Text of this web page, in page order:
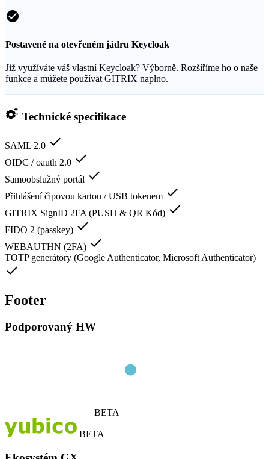
check_circle
Postavené na otevřeném jádru Keycloak
Již využíváte váš vlastní Keycloak? Výborně. Rozšíříme ho o naše
funkce a můžete používat GITRIX naplno.
settings_suggest Technické specifikace
SAML 2.0 check
OIDC / oauth 2.0 check
Samoobslužný portál check
Přihlášení čipovou kartou / USB tokenem check
GITRIX SignID 2FA (PUSH & QR Kód) check
FIDO 2 (passkey) check
WEBAUTHN (2FA) check
TOTP generátory (Google Authenticator, Microsoft Authenticator)
check
Footer
Podporovaný HW
BETA
BETA